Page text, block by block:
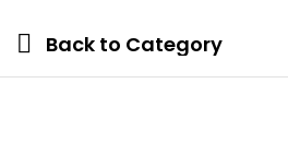
Back to Category